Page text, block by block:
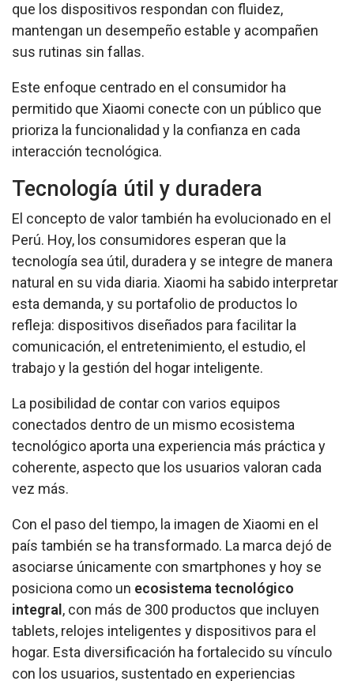
que los dispositivos respondan con fluidez,
mantengan un desempeño estable y acompañen
sus rutinas sin fallas.
Este enfoque centrado en el consumidor ha
permitido que Xiaomi conecte con un público que
prioriza la funcionalidad y la confianza en cada
interacción tecnológica.
Tecnología útil y duradera
El concepto de valor también ha evolucionado en el
Perú. Hoy, los consumidores esperan que la
tecnología sea útil, duradera y se integre de manera
natural en su vida diaria. Xiaomi ha sabido interpretar
esta demanda, y su portafolio de productos lo
refleja: dispositivos diseñados para facilitar la
comunicación, el entretenimiento, el estudio, el
trabajo y la gestión del hogar inteligente.
La posibilidad de contar con varios equipos
conectados dentro de un mismo ecosistema
tecnológico aporta una experiencia más práctica y
coherente, aspecto que los usuarios valoran cada
vez más.
Con el paso del tiempo, la imagen de Xiaomi en el
país también se ha transformado. La marca dejó de
asociarse únicamente con smartphones y hoy se
posiciona como un ecosistema tecnológico
integral , con más de 300 productos que incluyen
tablets, relojes inteligentes y dispositivos para el
hogar. Esta diversificación ha fortalecido su vínculo
con los usuarios, sustentado en experiencias